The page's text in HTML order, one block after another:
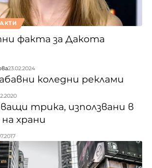
факта за Дакота
23.02.2024
коледни реклами
трика, използвани в
храни